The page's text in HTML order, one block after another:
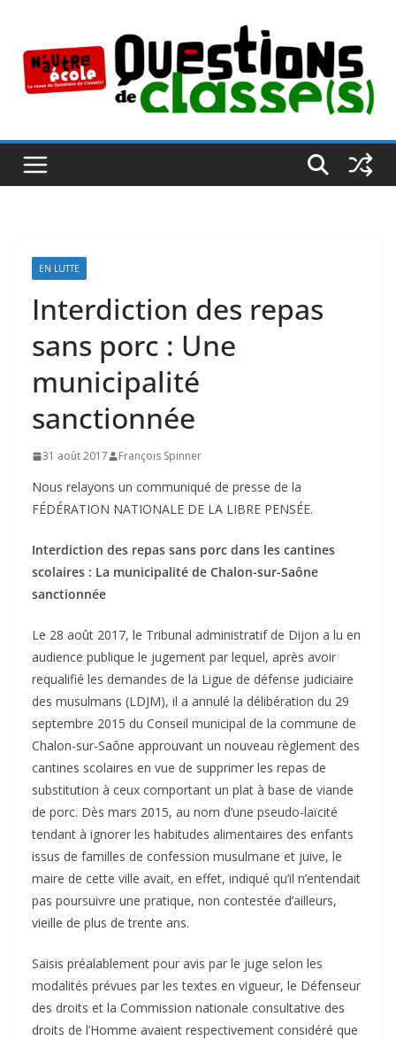
contenu
EN LUTTE
Interdiction des repas
sans porc : Une
municipalité
sanctionnée
31 août 2017 François Spinner
Nous relayons un communiqué de presse de la
FÉDÉRATION NATIONALE DE LA LIBRE PENSÉE.
Interdiction des repas sans porc dans les cantines
scolaires : La municipalité de Chalon-sur-Saône
sanctionnée
Le 28 août 2017, le Tribunal administratif de Dijon a lu en
audience publique le jugement par lequel, après avoir
requalifié les demandes de la Ligue de défense judiciaire
des musulmans (LDJM), il a annulé la délibération du 29
septembre 2015 du Conseil municipal de la commune de
Chalon-sur-Saône approuvant un nouveau règlement des
cantines scolaires en vue de supprimer les repas de
substitution à ceux comportant un plat à base de viande
de porc. Dès mars 2015, au nom d’une pseudo-laïcité
tendant à ignorer les habitudes alimentaires des enfants
issus de familles de confession musulmane et juive, le
maire de cette ville avait, en effet, indiqué qu’il n’entendait
pas poursuivre une pratique, non contestée d’ailleurs,
vieille de plus de trente ans.
Saisis préalablement pour avis par le juge selon les
modalités prévues par les textes en vigueur, le Défenseur
des droits et la Commission nationale consultative des
droits de l’Homme avaient respectivement considéré que